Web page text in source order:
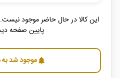
این کالا در حال حاضر موجود
پایین صفحه
notificationsموجود شد به